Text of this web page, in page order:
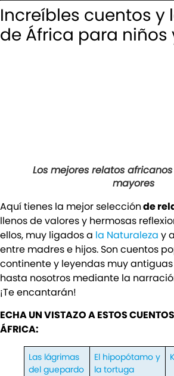
Increíbles cuentos y
de África para niños
Los mejores relatos
mayores
Aquí tienes la mejor selecciónde
llenos de valores y hermosas
ellos, muy ligados a la Naturaleza y
entre madres e hijos. Son cuentos
continente y leyendas muy
hasta nosotros mediante la
¡Te encantarán!
ECHA UN VISTAZO A ESTOS
ÁFRICA:
Las lágrimas
del guepardo
El hipopótamo y
la tortuga